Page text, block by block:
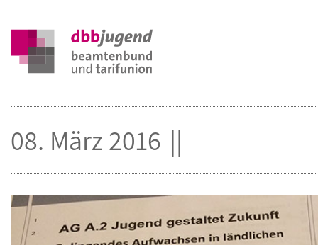
08. März 2016